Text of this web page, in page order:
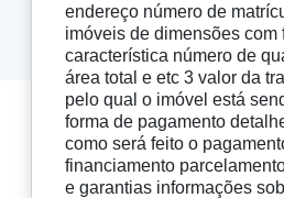
endereço número de
imóveis de dimensões com
característica número de
área total e etc 3 valor da
pelo qual o imóvel está
forma de pagamento
como será feito o
financiamento
e garantias informações